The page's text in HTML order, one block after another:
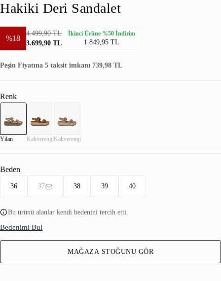
Hakiki Deri Sandalet
%18
4.499,90 TL
3.699,90 TL
İkinci Ürüne %50 İndirim
1.849,95 TL
Peşin Fiyatına 5 taksit imkanı 739,98 TL
Renk
Yılan Kahverengi Kahverengi
Beden
36 37 38 39 40
Bu ürünü alanlar kendi bedenini tercih etti.
Bedenimi Bul
MAĞAZA STOĞUNU GÖR